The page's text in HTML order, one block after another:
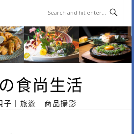
食尚生活
子｜旅遊｜商品攝影